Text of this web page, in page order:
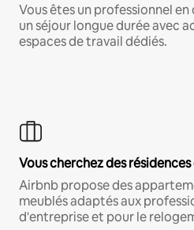
Vous êtes un professionnel
un séjour longue durée avec
espaces de travail dédiés.
Vous cherchez des
Airbnb propose des
meublés adaptés aux
d'entreprise et pour le